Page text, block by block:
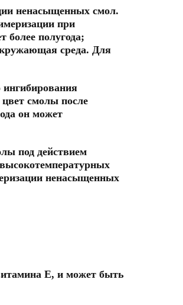
ненасыщенных смол.
при
более полугода;
среда. Для
ингибирования
смолы после
он может
под действием
ненасыщенных
Е, и может быть